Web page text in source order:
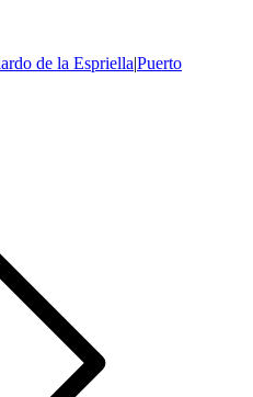
de la Espriella|Puerto